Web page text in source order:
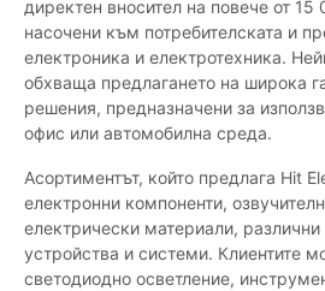
директен вносител на повече от 15
насочени към потребителската и
електроника и електротехника.
обхваща предлагането на широка
решения, предназначени за
офис или автомобилна среда.
Асортиментът, който предлага Hit
електронни компоненти,
електрически материали,
устройства и системи. Клиентите
светодиодно осветление,